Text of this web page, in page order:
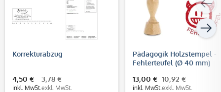
Korrekturabzug
4,50 €
inkl. MwSt.
3,78 €
exkl. MwSt.
Pädagogik Holzstempel -
Fehlerteufel (Ø 40 mm)
13,00 €
inkl. MwSt.
10,92 €
exkl. MwSt.